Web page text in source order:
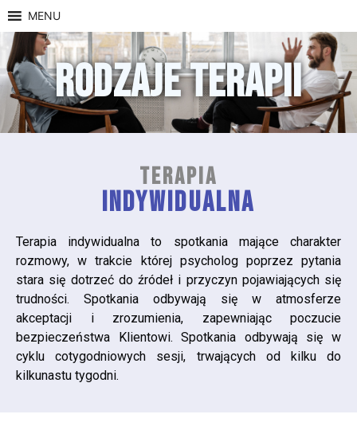
MENU
RODZAJE TERAPII
TERAPIA
INDYWIDUALNA
Terapia indywidualna to spotkania mające charakter
rozmowy, w trakcie której psycholog poprzez pytania
stara się dotrzeć do źródeł i przyczyn pojawiających się
trudności. Spotkania odbywają się w atmosferze
akceptacji i zrozumienia, zapewniając poczucie
bezpieczeństwa Klientowi. Spotkania odbywają się w
cyklu cotygodniowych sesji, trwających od kilku do
kilkunastu tygodni.